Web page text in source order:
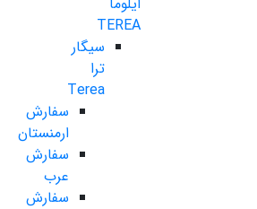
TEREA
سیگار
ترا
Terea
سفارش
ارمنستان
سفارش
عرب
سفارش